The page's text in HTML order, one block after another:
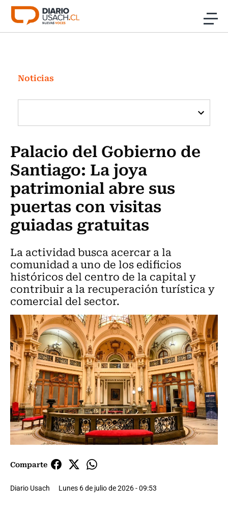
Click acá para ir directamente al contenido
Investigación
Cultura
Programas Radio y TV Usach
Noticias
Palacio del Gobierno de
Santiago: La joya
patrimonial abre sus
puertas con visitas
guiadas gratuitas
La actividad busca acercar a la
comunidad a uno de los edificios
históricos del centro de la capital y
contribuir a la recuperación turística y
comercial del sector.
Comparte
Diario Usach Lunes 6 de julio de 2026 - 09:53